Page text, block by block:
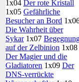
1x04 Der rote Kristall
1x05 Gefährliche
Besucher an Bord
Die Wahrheit über
Sykar1x07
auf der Zelbinion 1x08
Der Magier und die
Gladiatoren 1x09 Der
DNS-verrückte